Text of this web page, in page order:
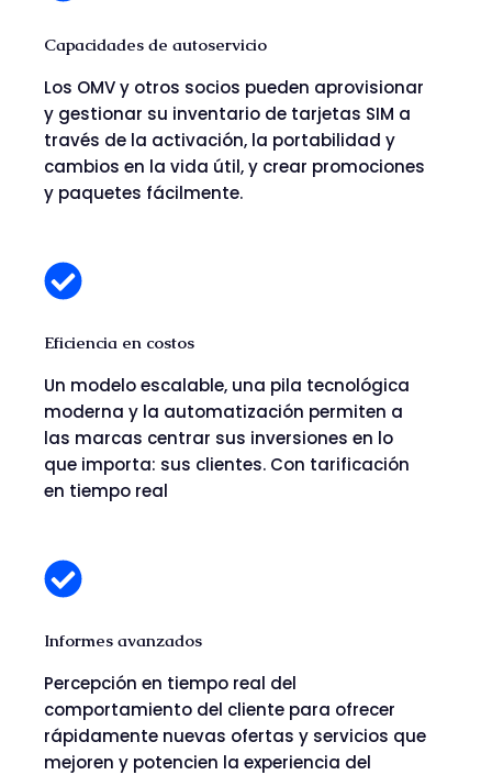
Capacidades de autoservicio
Los OMV y otros socios pueden aprovisionar
y gestionar su inventario de tarjetas SIM a
través de la activación, la portabilidad y
cambios en la vida útil, y crear promociones
y paquetes fácilmente.
Eficiencia en costos
Un modelo escalable, una pila tecnológica
moderna y la automatización permiten a
las marcas centrar sus inversiones en lo
que importa: sus clientes. Con tarificación
en tiempo real
Informes avanzados
Percepción en tiempo real del
comportamiento del cliente para ofrecer
rápidamente nuevas ofertas y servicios que
mejoren y potencien la experiencia del